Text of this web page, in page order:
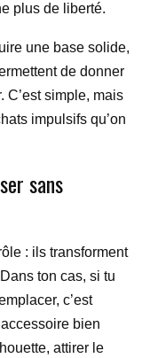
plus de liberté.
une base solide,
de donner
C’est simple, mais
impulsifs qu’on
sans
: ils transforment
ton cas, si tu
c’est
bien
attirer le